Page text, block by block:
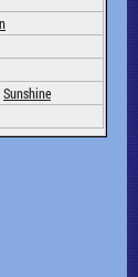
Sunshine